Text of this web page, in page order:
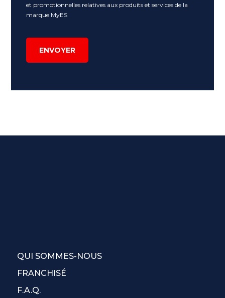
et promotionnelles relatives aux produits et services de la
marque MyES
ENVOYER
QUI SOMMES-NOUS
FRANCHISÉ
F.A.Q.